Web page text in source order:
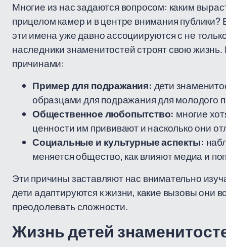
Многие из нас задаются вопросом: каким
прицелом камер и в центре внимания
эти имена уже давно ассоциируются с не
наследники знаменитостей строят свою
причинами:
Пример для подражания: дети
образцами для подражания для молодого
Общественное любопытство: многие
ценности им прививают и насколько они
Социальные и культурные аспекты:
меняется общество, как влияют медиа и
Эти причины заставляют нас внимательно
дети адаптируются к жизни, какие вызовы они
преодолевать сложности.
Жизнь детей